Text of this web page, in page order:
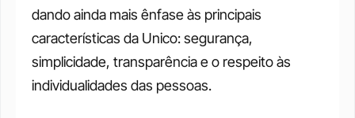
dando ainda mais ênfase às principais
características da Unico: segurança,
simplicidade, transparência e o respeito às
individualidades das pessoas.